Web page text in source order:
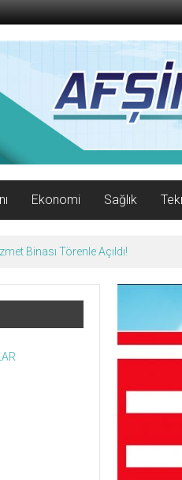
Ekonomi Sağlık
Binası Törenle Açıldı!